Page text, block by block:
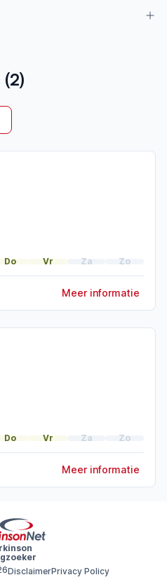
bij parkinson
(2)
Do Vr Za Zo
Meer informatie
Do Vr Za Zo
Meer informatie
DisclaimerPrivacy Policy